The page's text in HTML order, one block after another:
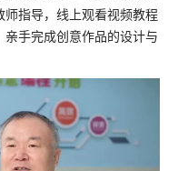
指导，线上观看视频教程
手完成创意作品的设计与